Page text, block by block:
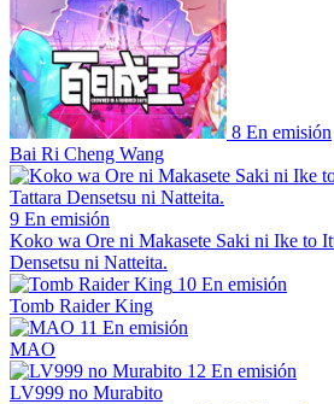
8 En emisión
Bai Ri Cheng Wang
9 En emisión
Koko wa Ore ni Makasete Saki ni Ike to
Densetsu ni Natteita.
10 En emisión
Tomb Raider King
11 En emisión
MAO
12 En emisión
LV999 no Murabito